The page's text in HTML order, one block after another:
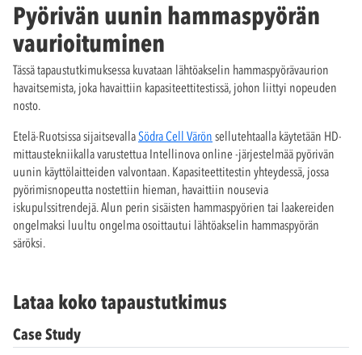
Pyörivän uunin hammaspyörän
vaurioituminen
Tässä tapaustutkimuksessa kuvataan lähtöakselin hammaspyörävaurion
havaitsemista, joka havaittiin kapasiteettitestissä, johon liittyi nopeuden
nosto.
Etelä-Ruotsissa sijaitsevallaSödra Cell Värön sellutehtaalla käytetään HD-
mittaustekniikalla varustettua Intellinova online -järjestelmää pyörivän
uunin käyttölaitteiden valvontaan. Kapasiteettitestin yhteydessä, jossa
pyörimisnopeutta nostettiin hieman, havaittiin nousevia
iskupulssitrendejä. Alun perin sisäisten hammaspyörien tai laakereiden
ongelmaksi luultu ongelma osoittautui lähtöakselin hammaspyörän
säröksi.
Lataa koko tapaustutkimus
Case Study